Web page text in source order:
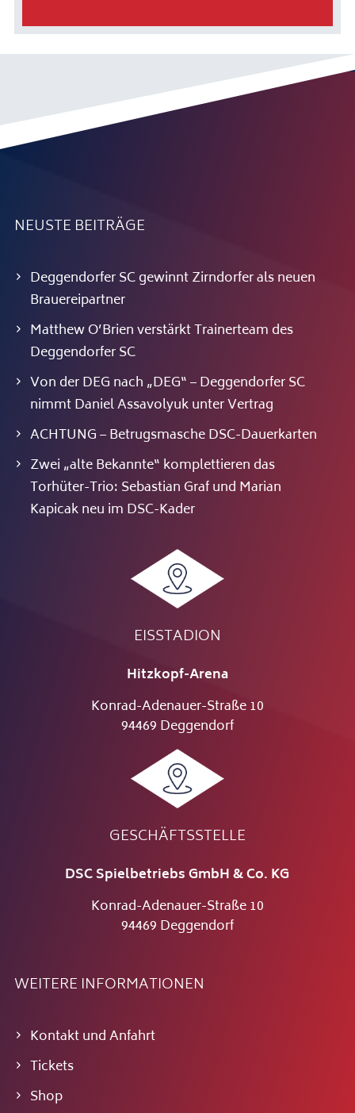
NEUSTE BEITRÄGE
Deggendorfer SC gewinnt Zirndorfer als neuen
Brauereipartner
Matthew O’Brien verstärkt Trainerteam des
Deggendorfer SC
Von der DEG nach „DEG“ – Deggendorfer SC
nimmt Daniel Assavolyuk unter Vertrag
ACHTUNG – Betrugsmasche DSC-Dauerkarten
Zwei „alte Bekannte“ komplettieren das
Torhüter-Trio: Sebastian Graf und Marian
Kapicak neu im DSC-Kader
EISSTADION
Hitzkopf-Arena
Konrad-Adenauer-Straße 10
94469 Deggendorf
GESCHÄFTSSTELLE
DSC Spielbetriebs GmbH & Co. KG
Konrad-Adenauer-Straße 10
94469 Deggendorf
WEITERE INFORMATIONEN
Kontakt und Anfahrt
Tickets
Shop